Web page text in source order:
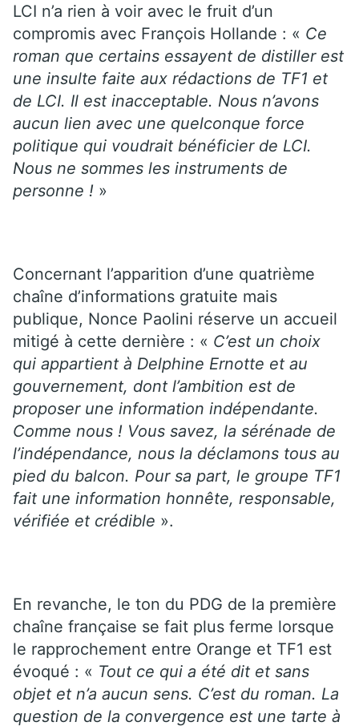
LCI n’a rien à voir avec le fruit d’un
compromis avec François Hollande : « Ce
roman que certains essayent de distiller est
une insulte faite aux rédactions de TF1 et
de LCI. Il est inacceptable. Nous n’avons
aucun lien avec une quelconque force
politique qui voudrait bénéficier de LCI.
Nous ne sommes les instruments de
personne ! »
Concernant l’apparition d’une quatrième
chaîne d’informations gratuite mais
publique, Nonce Paolini réserve un accueil
mitigé à cette dernière : « C’est un choix
qui appartient à Delphine Ernotte et au
gouvernement, dont l’ambition est de
proposer une information indépendante.
Comme nous ! Vous savez, la sérénade de
l’indépendance, nous la déclamons tous au
pied du balcon. Pour sa part, le groupe TF1
fait une information honnête, responsable,
vérifiée et crédible ».
En revanche, le ton du PDG de la première
chaîne française se fait plus ferme lorsque
le rapprochement entre Orange et TF1 est
évoqué : « Tout ce qui a été dit et sans
objet et n’a aucun sens. C’est du roman. La
question de la convergence est une tarte à